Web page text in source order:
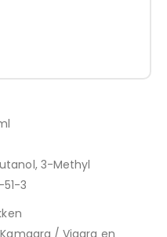
3-Methyl
51-3
/ Viagra en